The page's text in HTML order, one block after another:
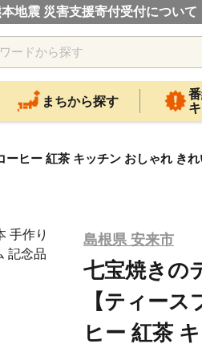
地震 災害支援寄付受付について
まちから探す
ヒー 紅茶 キッチン おしゃれ き
島根県 安来市
七宝焼きの
【ティー
ヒー 紅茶